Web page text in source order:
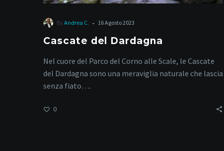
By Andrea C. - 16 Agosto 2023
Cascate del Dardagna
Nel cuore del Parco del Corno alle Scale, le Cascate
del Dardagna sono una meraviglia naturale che lascia
senza fiato….
0